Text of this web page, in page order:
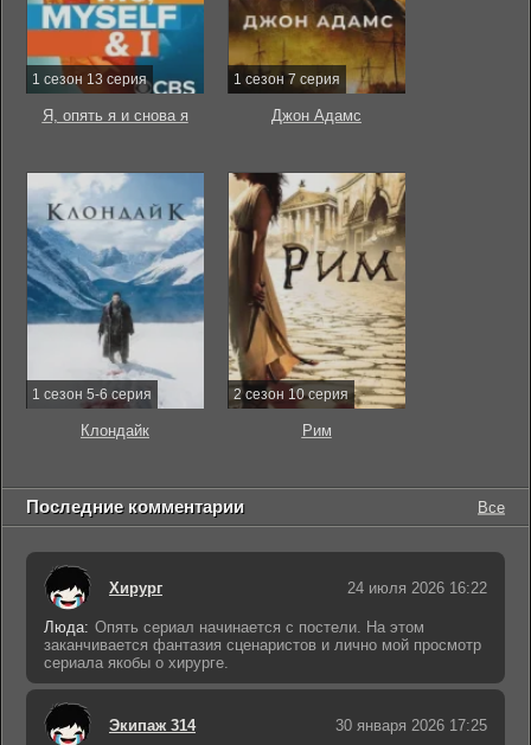
1 сезон 13 серия
Я, опять я и снова я
1 сезон 7 серия
Джон Адамс
1 сезон 5-6 серия
Клондайк
2 сезон 10 серия
Рим
Последние комментарии Все
Хирург 24 июля 2026 16:22
Люда: Опять сериал начинается с постели. На этом
заканчивается фантазия сценаристов и лично мой просмотр
сериала якобы о хирурге.
Экипаж 314 30 января 2026 17:25